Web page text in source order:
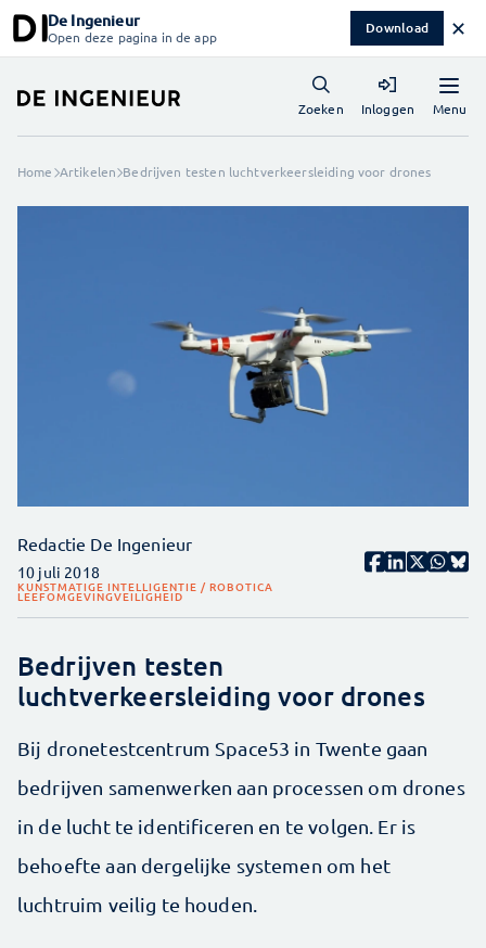
De Ingenieur
Open deze pagina in de app Download ✕
Menu
Zoeken Inloggen
Home Artikelen Bedrijven testen luchtverkeersleiding voor drones
Redactie De Ingenieur
10 juli 2018
KUNSTMATIGE INTELLIGENTIE / ROBOTICA
LEEFOMGEVINGVEILIGHEID
Bedrijven testen
luchtverkeersleiding voor drones
Bij dronetestcentrum Space53 in Twente gaan
bedrijven samenwerken aan processen om drones
in de lucht te identificeren en te volgen. Er is
behoefte aan dergelijke systemen om het
luchtruim veilig te houden.